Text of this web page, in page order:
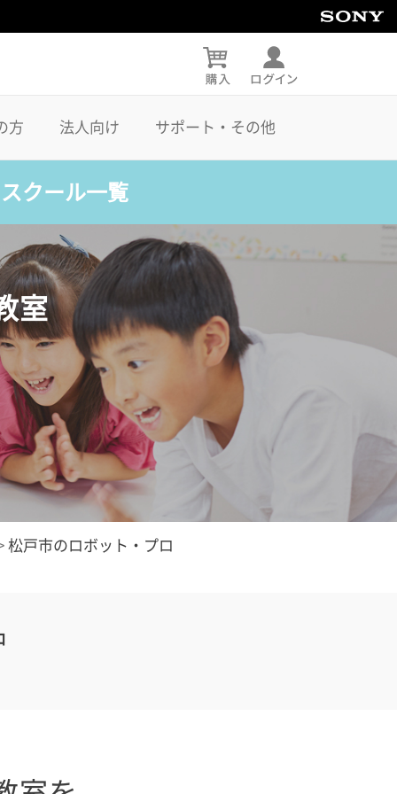
方 法人向け サポート・その他
クール一覧
室
松戸市のロボット・プロ